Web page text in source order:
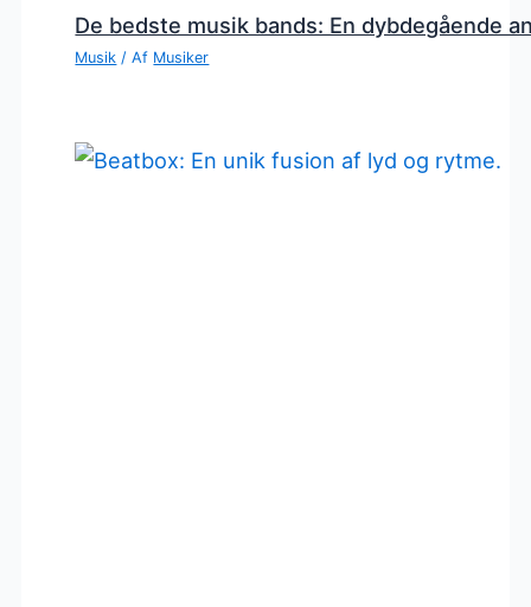
De bedste musik bands: En dybdegående
Musik / Af Musiker